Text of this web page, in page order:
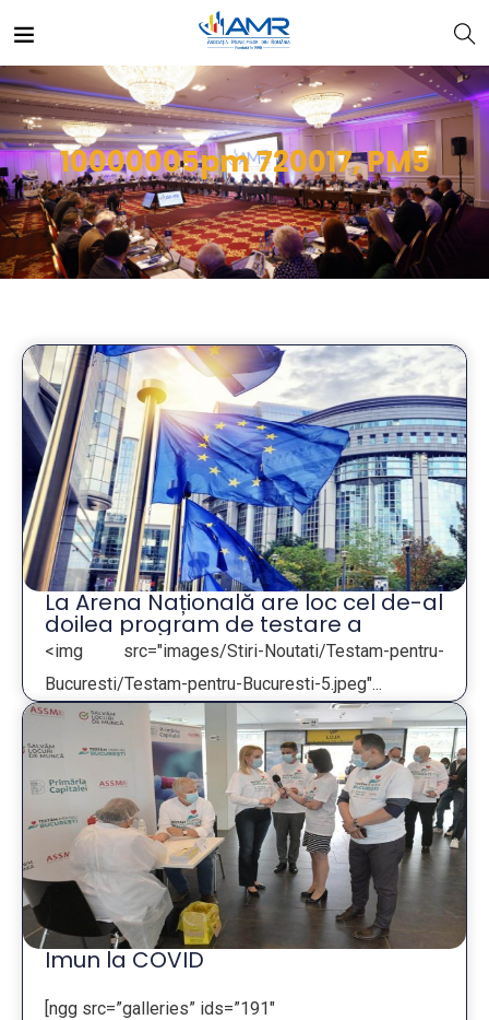
10000005pm 720017, PM5
La Arena Națională are loc cel de-al
doilea program de testare a
populației din Bucuresti
<img src="images/Stiri-Noutati/Testam-pentru-
Bucuresti/Testam-pentru-Bucuresti-5.jpeg"...
Citeste articolul
mai 26, 2020
Imun la COVID
[ngg src=”galleries” ids=”191″